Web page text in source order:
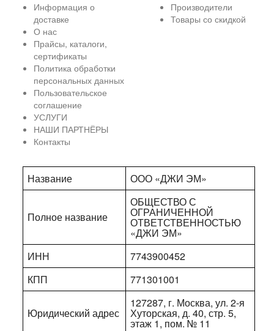
Информация о
доставке
О нас
Прайсы, каталоги,
сертификаты
Политика обработки
персональных данных
Пользовательское
соглашение
УСЛУГИ
НАШИ ПАРТНЁРЫ
Контакты
Производители
Товары со скидкой
Название ООО «ДЖИ ЭМ»
Полное название
ОБЩЕСТВО С
ОГРАНИЧЕННОЙ
ОТВЕТСТВЕННОСТЬЮ
«ДЖИ ЭМ»
ИНН
7743900452
КПП
771301001
Юридический адрес
127287, г. Москва, ул. 2-я
Хуторская, д. 40, стр. 5,
этаж 1, пом. № 11